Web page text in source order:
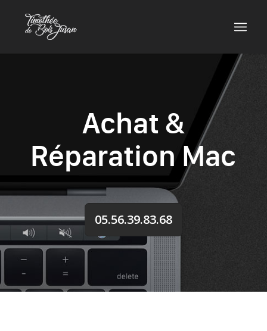
Achat &
Réparation Mac
05.56.39.83.68